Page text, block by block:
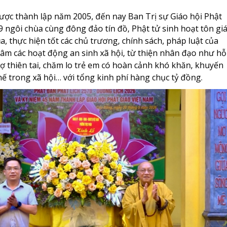
thành lập năm 2005, đến nay Ban Trị sự Giáo hội Phật
ngôi chùa cùng đông đảo tín đồ, Phật tử sinh hoạt tôn
thực hiện tốt các chủ trương, chính sách, pháp luật của
các hoạt động an sinh xã hội, từ thiện nhân đạo như hỗ
tai, chăm lo trẻ em có hoàn cảnh khó khăn, khuyến
trong xã hội… với tổng kinh phí hàng chục tỷ đồng.